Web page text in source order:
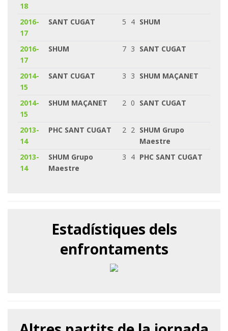
18
2016-
17
SANT CUGAT 5 4 SHUM
2016-
17
SHUM 7 3 SANT CUGAT
2014-
15
SANT CUGAT 3 3 SHUM MAÇANET
2014-
15
SHUM MAÇANET 2 0 SANT CUGAT
2013-
14
PHC SANT CUGAT 2 2 SHUM Grupo
Maestre
2013-
14
SHUM Grupo
Maestre
3 4 PHC SANT CUGAT
Estadístiques dels
enfrontaments